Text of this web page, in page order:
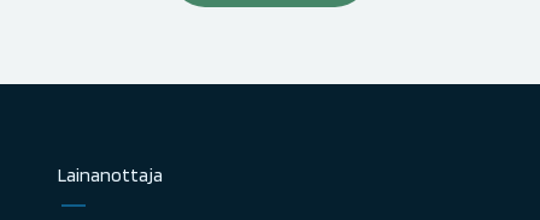
Lainanottaja